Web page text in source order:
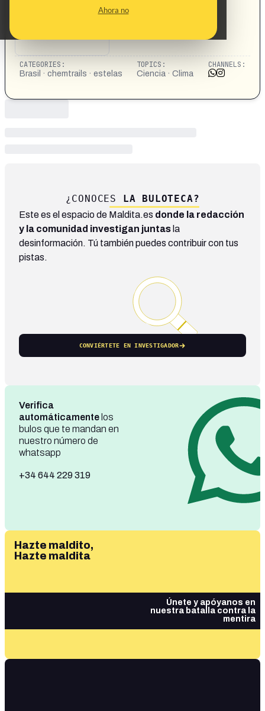
Ahora no
CATEGORIES:
Brasil · chemtrails · estelas
TOPICS:
Ciencia · Clima
CHANNELS:
¿CONOCES LA BULOTECA?
Este es el espacio de Maldita.es donde la redacción
y la comunidad investigan juntas la
desinformación. Tú también puedes contribuir con tus
pistas.
CONVIÉRTETE EN INVESTIGADOR
Verifica
automáticamente los
bulos que te mandan en
nuestro número de
whatsapp
+34 644 229 319
Hazte maldito,
Hazte maldita
Únete y apóyanos en
nuestra batalla contra la
mentira